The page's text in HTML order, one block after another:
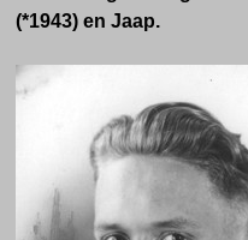
(*1943) en Jaap.